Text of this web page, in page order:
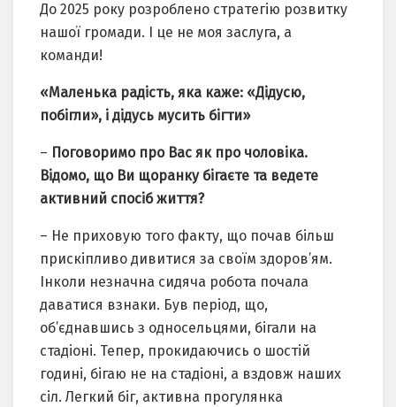
До 2025 року розроблено стратегію розвитку
нашої громади. І це не моя заслуга, а
команди!
«Маленька радість, яка каже: «Дідусю,
побігли», і дідусь мусить бігти»
– Поговоримо про Вас як про чоловіка.
Відомо, що Ви щоранку бігаєте та ведете
активний спосіб життя?
– Не приховую того факту, що почав більш
прискіпливо дивитися за своїм здоров’ям.
Інколи незначна сидяча робота почала
даватися взнаки. Був період, що,
об’єднавшись з односельцями, бігали на
стадіоні. Тепер, прокидаючись о шостій
годині, бігаю не на стадіоні, а вздовж наших
сіл. Легкий біг, активна прогулянка